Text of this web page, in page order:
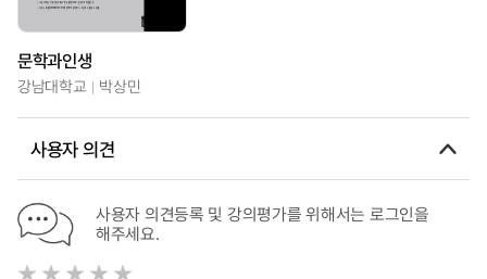
문학과인생
강남대학교 박상민
사용자 의견
사용자 의견등록 및 강의평가를 위해서는 로그인을
해주세요.